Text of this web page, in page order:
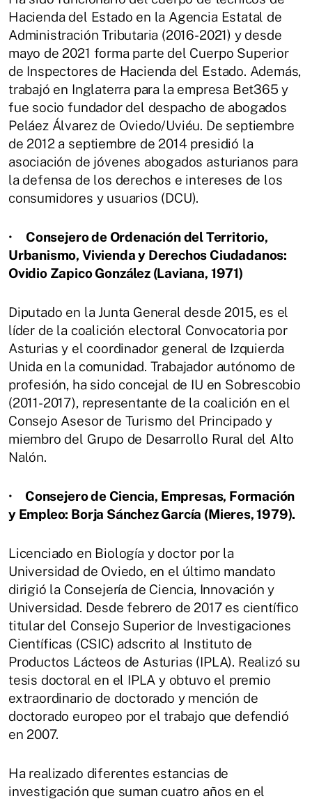
Hacienda del Estado en la Agencia Estatal de
Administración Tributaria (2016-2021) y desde
mayo de 2021 forma parte del Cuerpo Superior
de Inspectores de Hacienda del Estado. Además,
trabajó en Inglaterra para la empresa Bet365 y
fue socio fundador del despacho de abogados
Peláez Álvarez de Oviedo/Uviéu. De septiembre
de 2012 a septiembre de 2014 presidió la
asociación de jóvenes abogados asturianos para
la defensa de los derechos e intereses de los
consumidores y usuarios (DCU).
• Consejero de Ordenación del Territorio,
Urbanismo, Vivienda y Derechos Ciudadanos:
Ovidio Zapico González (Laviana, 1971)
Diputado en la Junta General desde 2015, es el
líder de la coalición electoral Convocatoria por
Asturias y el coordinador general de Izquierda
Unida en la comunidad. Trabajador autónomo de
profesión, ha sido concejal de IU en Sobrescobio
(2011-2017), representante de la coalición en el
Consejo Asesor de Turismo del Principado y
miembro del Grupo de Desarrollo Rural del Alto
Nalón.
•
Consejero de Ciencia, Empresas, Formación
y Empleo: Borja Sánchez García (Mieres, 1979).
Licenciado en Biología y doctor por la
Universidad de Oviedo, en el último mandato
dirigió la Consejería de Ciencia, Innovación y
Universidad. Desde febrero de 2017 es científico
titular del Consejo Superior de Investigaciones
Científicas (CSIC) adscrito al Instituto de
Productos Lácteos de Asturias (IPLA). Realizó su
tesis doctoral en el IPLA y obtuvo el premio
extraordinario de doctorado y mención de
doctorado europeo por el trabajo que defendió
en 2007.
Ha realizado diferentes estancias de
investigación que suman cuatro años en el